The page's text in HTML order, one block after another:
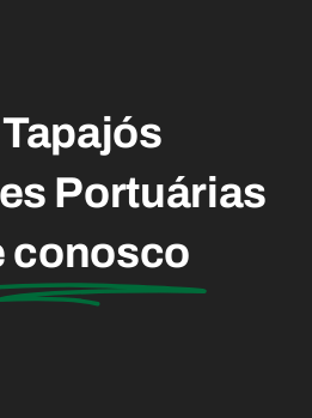
Portuárias
conosco